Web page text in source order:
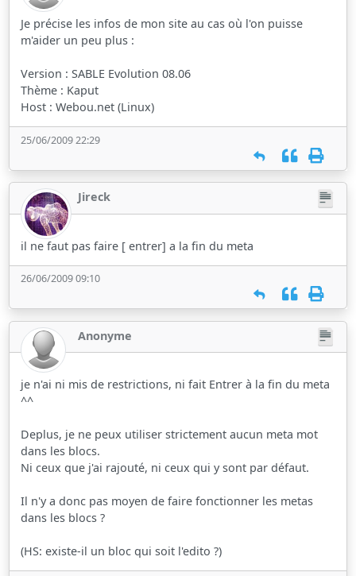
Je précise les infos de mon site au cas où l'on puisse
m'aider un peu plus :
Version : SABLE Evolution 08.06
Thème : Kaput
Host : Webou.net (Linux)
25/06/2009 22:29
Jireck
il ne faut pas faire [ entrer] a la fin du meta
26/06/2009 09:10
Anonyme
je n'ai ni mis de restrictions, ni fait Entrer à la fin du meta
^^
Deplus, je ne peux utiliser strictement aucun meta mot
dans les blocs.
Ni ceux que j'ai rajouté, ni ceux qui y sont par défaut.
Il n'y a donc pas moyen de faire fonctionner les metas
dans les blocs ?
(HS: existe-il un bloc qui soit l'edito ?)